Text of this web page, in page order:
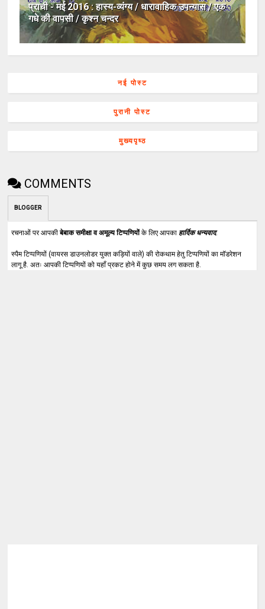
प्राची - मई 2016 : हास्य-व्यंग्य / धारावाहिक उपन्यास / एक
गधे की वापसी / कृश्न चन्दर
नई पोस्ट
पुरानी पोस्ट
मुख्यपृष्ठ
COMMENTS
BLOGGER
रचनाओं पर आपकीबेबाक समीक्षा व अमूल्य टिप्पणियोंके लिए आपका हार्दिक धन्यवाद.
स्पैम टिप्पणियों (वायरस डाउनलोडर युक्त कड़ियों वाले) की रोकथाम हेतु टिप्पणियों का मॉडरेशन
लागू है. अतः आपकी टिप्पणियों को यहाँ प्रकट होने में कुछ समय लग सकता है.